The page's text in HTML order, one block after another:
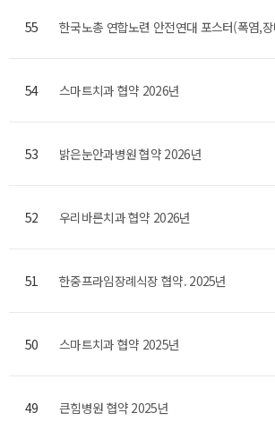
55 한국노총 연합노련 안전연대 포스터(폭염,
54 스마트치과 협약 2026년
53 밝은눈안과병원 협약 2026년
52 우리바른치과 협약 2026년
51 한중프라임장례식장 협약. 2025년
50 스마트치과 협약 2025년
49 큰힘병원 협약 2025년